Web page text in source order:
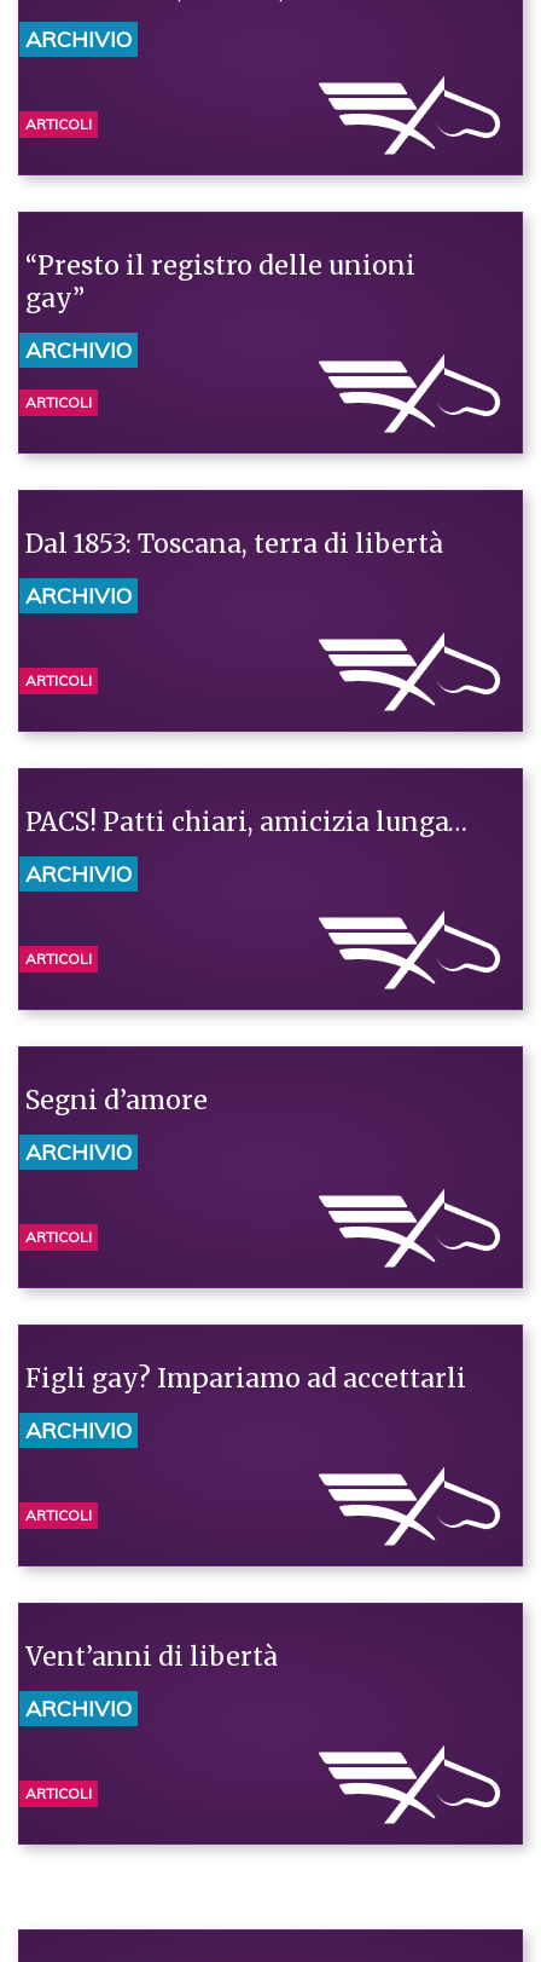
ARCHIVIO
ARTICOLI
“Presto il registro delle unioni
gay”
ARCHIVIO
ARTICOLI
Dal 1853: Toscana, terra di libertà
ARCHIVIO
ARTICOLI
PACS! Patti chiari, amicizia lunga…
ARCHIVIO
ARTICOLI
Segni d’amore
ARCHIVIO
ARTICOLI
Figli gay? Impariamo ad accettarli
ARCHIVIO
ARTICOLI
Vent’anni di libertà
ARCHIVIO
ARTICOLI